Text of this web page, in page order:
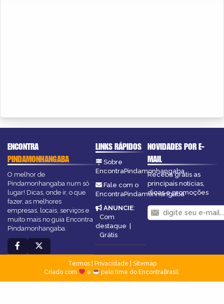
ENCONTRA
PINDAMONHANGABA
O melhor de
Pindamonhangaba num só
lugar! Dicas, onde ir, o que
fazer, as melhores
empresas, locais, serviços e
muito mais no guia Encontra
Pindamonhangaba.
LINKS RÁPIDOS
Sobre
EncontraPindamonhangaba
Fale com o
EncontraPindamonhangaba
ANUNCIE:
Com
destaque |
Grátis
NOVIDADES POR E-
MAIL
Receba grátis as
principais notícias,
dicas e promoções
Termos| Privacidade
Sitemap
Criado com
e pelo time do EncontraBrasil